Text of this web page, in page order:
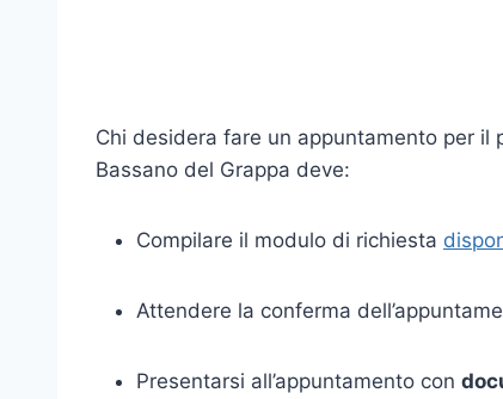
Chi desidera fare un appuntamento per il
Bassano del Grappa deve:
Compilare il modulo di richiesta
Attendere la conferma
Presentarsi all’appuntamento con